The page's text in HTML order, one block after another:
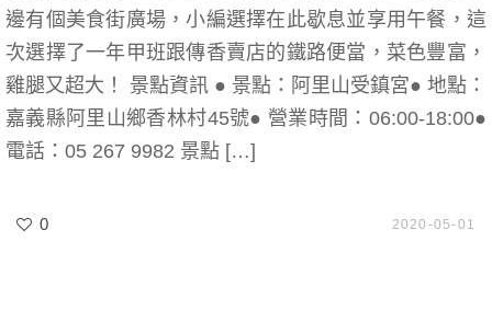
邊有個美食街廣場，小編選擇在此歇息並享用午餐，這
次選擇了一年甲班跟傳香賣店的鐵路便當，菜色豐富，
雞腿又超大！ 景點資訊 ● 景點：阿里山受鎮宮● 地點：
嘉義縣阿里山鄉香林村45號● 營業時間：06:00-18:00●
電話：05 267 9982 景點 […]
0 2020-05-01